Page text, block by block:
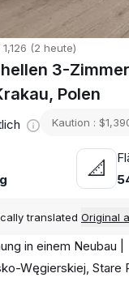
(2 heute)
3-
Polen
Kaution :
📐
translated Original
in einem Neubau |
Węgierskiej, Stare